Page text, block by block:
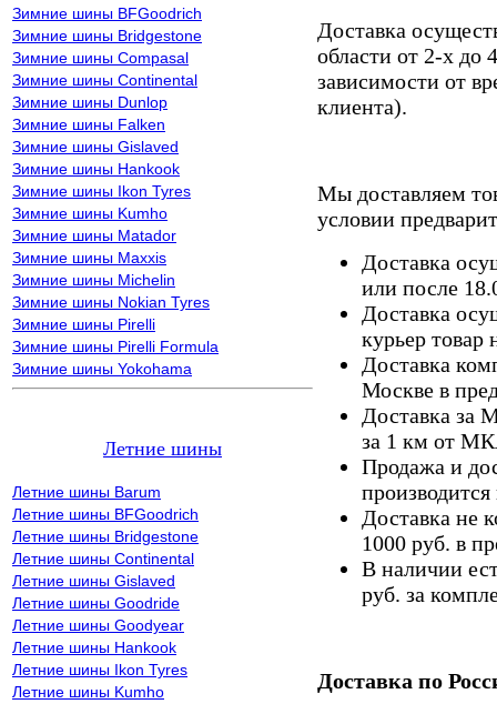
Зимние шины BFGoodrich
Зимние шины Bridgestone
Зимние шины Compasal
Зимние шины Continental
Зимние шины Dunlop
Зимние шины Falken
Зимние шины Gislaved
Зимние шины Hankook
Зимние шины Ikon Tyres
Зимние шины Kumho
Зимние шины Matador
Зимние шины Maxxis
Зимние шины Michelin
Зимние шины Nokian Tyres
Зимние шины Pirelli
Зимние шины Pirelli Formula
Зимние шины Yokohama
Летние шины
Летние шины Barum
Летние шины BFGoodrich
Летние шины Bridgestone
Летние шины Continental
Летние шины Gislaved
Летние шины Goodride
Летние шины Goodyear
Летние шины Hankook
Летние шины Ikon Tyres
Летние шины Kumho
Доставка
области от 2-х до
зависимости от
клиента).
Мы доставляем
условии
Доставка
или после
Доставка
курьер товар
Доставка
Москве в
Доставка за
за 1 км от
Продажа и
Доставка не
1000 руб. в
В наличии
руб. за
Доставка по